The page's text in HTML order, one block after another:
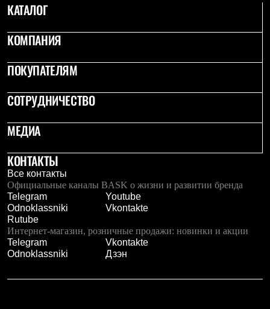
КАТАЛОГ
КОМПАНИЯ
ПОКУПАТЕЛЯМ
СОТРУДНИЧЕСТВО
МЕДИА
КОНТАКТЫ
Все контакты
Официальные каналы BASK о жизни и развитии бренда
Telegram
Youtube
Odnoklassniki
Vkontakte
Rutube
Интернет-магазин, розничные продажи: новинки и акции
Telegram
Vkontakte
Odnoklassniki
Дзэн